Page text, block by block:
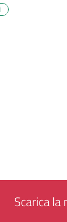
Scarica